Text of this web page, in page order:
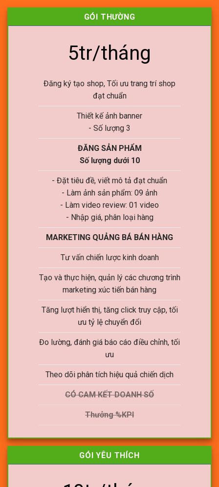
GÓI THƯỜNG
5tr/tháng
Đăng ký tạo shop, Tối ưu trang trí shop
đạt chuẩn
Thiết kế ảnh banner
- Số lượng 3
ĐĂNG SẢN PHẨM
Số lượng dưới 10
- Đặt tiêu đề, viết mô tả đạt chuẩn
- Làm ảnh sản phẩm: 09 ảnh
- Làm video review: 01 video
- Nhập giá, phân loại hàng
MARKETING QUẢNG BÁ BÁN HÀNG
Tư vấn chiến lược kinh doanh
Tạo và thực hiện, quản lý các chương trình
marketing xúc tiến bán hàng
Tăng lượt hiển thị, tăng click truy cập, tối
ưu tỷ lệ chuyển đổi
Đo lường, đánh giá báo cáo điều chỉnh, tối
ưu
Theo dõi phân tích hiệu quả chiến dịch
CÓ CAM KẾT DOANH SỐ
Thưởng %KPI
GÓI YÊU THÍCH